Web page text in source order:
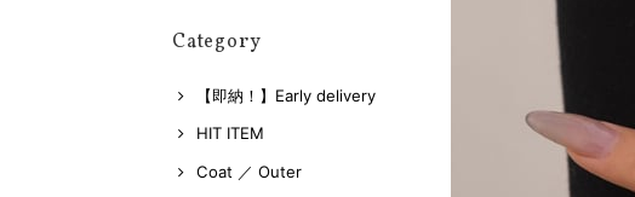
Category
【即納！】Early delivery
HIT ITEM
Coat ／ Outer